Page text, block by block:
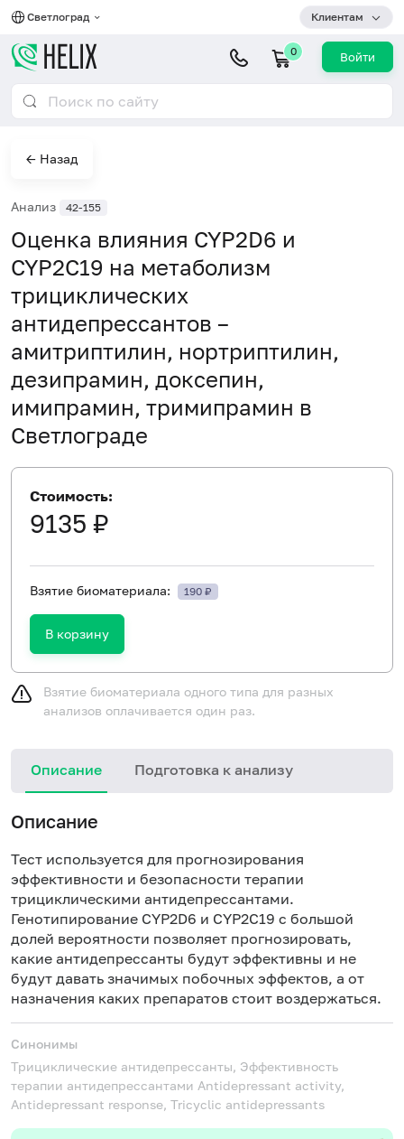
Светлоград Клиентам
0 Войти
← Назад
Анализ 42-155
Оценка влияния CYP2D6 и
CYP2C19 на метаболизм
трициклических
антидепрессантов –
амитриптилин, нортриптилин,
дезипрамин, доксепин,
имипрамин, тримипрамин в
Светлограде
Стоимость:
9135 ₽
Взятие биоматериала: 190 ₽
В корзину
Взятие биоматериала одного типа для разных
анализов оплачивается один раз.
Описание Подготовка к анализу
Описание
Тест используется для прогнозирования
эффективности и безопасности терапии
трициклическими антидепрессантами.
Генотипирование CYP2D6 и CYP2C19 с большой
долей вероятности позволяет прогнозировать,
какие антидепрессанты будут эффективны и не
будут давать значимых побочных эффектов, а от
назначения каких препаратов стоит воздержаться.
Синонимы
Трициклические антидепрессанты, Эффективность
терапии антидепрессантами Antidepressant activity,
Antidepressant response, Tricyclic antidepressants